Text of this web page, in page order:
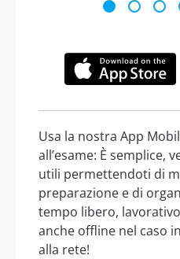
Usa la nostra App
all’esame: È semplice,
utili permettendoti di
preparazione e di
tempo libero,
anche offline nel caso
alla rete!